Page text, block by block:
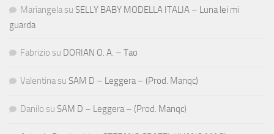
Mariangela su SELLY BABY MODELLA ITALIA – Luna lei mi
guarda
Fabrizio su DORIAN O. A. – Tao
Valentina su SAM D – Leggera – (Prod. Manqc)
Danilo su SAM D – Leggera – (Prod. Manqc)